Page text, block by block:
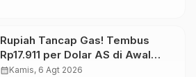
Rupiah Tancap Gas! Tembus
Rp17.911 per Dolar AS di Awal
Perdagangan
calendar_monthKamis, 6 Agt 2026